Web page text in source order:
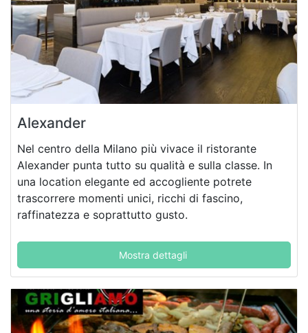
Alexander
Nel centro della Milano più vivace il ristorante
Alexander punta tutto su qualità e sulla classe. In
una location elegante ed accogliente potrete
trascorrere momenti unici, ricchi di fascino,
raffinatezza e soprattutto gusto.
Mostra dettagli